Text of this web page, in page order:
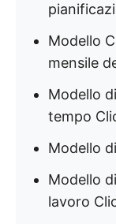
Modello
mensile
Modello
tempo
Modello
Modello
lavoro